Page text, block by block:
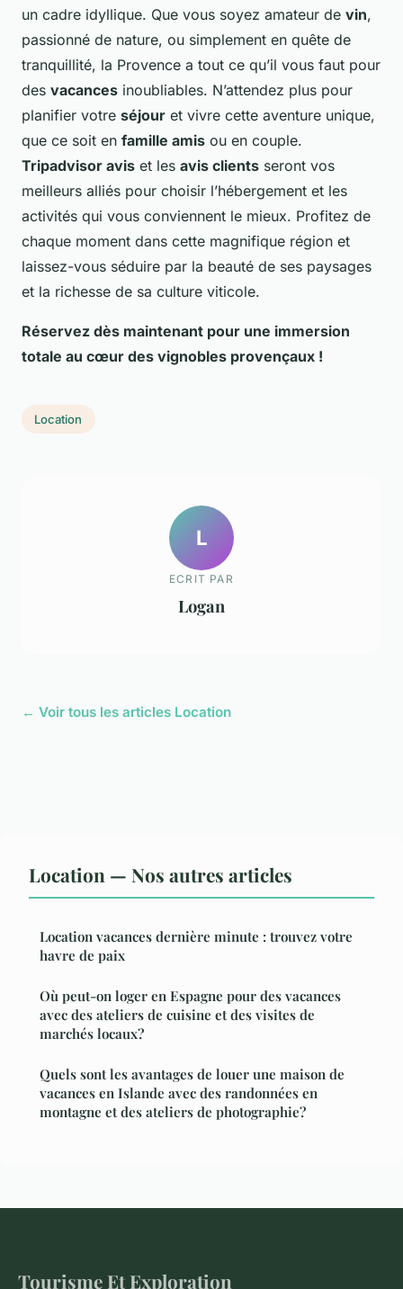
un cadre idyllique. Que vous soyez amateur de vin,
passionné de nature, ou simplement en quête de
tranquillité, la Provence a tout ce qu’il vous faut pour
des vacances inoubliables. N’attendez plus pour
planifier votre séjour et vivre cette aventure unique,
que ce soit en famille amis ou en couple.
Tripadvisor avis et les avis clients seront vos
meilleurs alliés pour choisir l’hébergement et les
activités qui vous conviennent le mieux. Profitez de
chaque moment dans cette magnifique région et
laissez-vous séduire par la beauté de ses paysages
et la richesse de sa culture viticole.
Réservez dès maintenant pour une immersion
totale au cœur des vignobles provençaux !
Location
L
ECRIT PAR
Logan
← Voir tous les articles Location
Location — Nos autres articles
Location vacances dernière minute : trouvez votre
havre de paix
Où peut-on loger en Espagne pour des vacances
avec des ateliers de cuisine et des visites de
marchés locaux?
Quels sont les avantages de louer une maison de
vacances en Islande avec des randonnées en
montagne et des ateliers de photographie?
Tourisme Et Exploration